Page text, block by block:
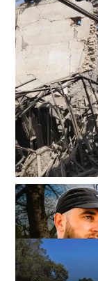
В Одессе
реактивных
24-07-2026 в 14:29
ВИБОР РЕДАКЦИИ